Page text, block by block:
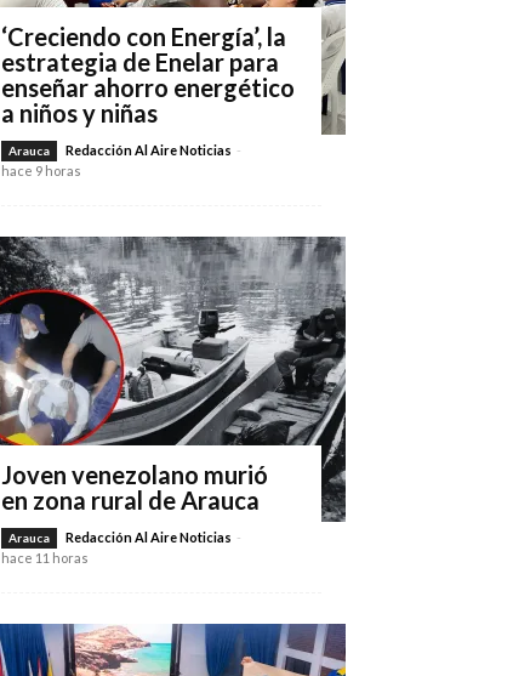
‘Creciendo con Energía’, la
estrategia de Enelar para
enseñar ahorro energético
a niños y niñas
Arauca Redacción Al Aire Noticias -
hace 9 horas
Joven venezolano murió
en zona rural de Arauca
Arauca Redacción Al Aire Noticias -
hace 11 horas